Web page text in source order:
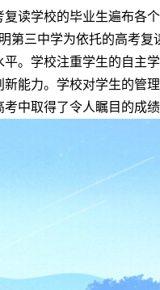
读学校的毕业生遍布各
三中学为依托的高考复
。学校注重学生的自主
能力。学校对学生的管
中取得了令人瞩目的成